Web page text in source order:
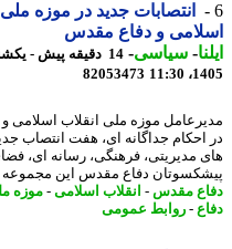
انتصابات جدید در موزه ملی
و دفاع مقدس
-سیاسی-
82053473
موزه ملی انقلاب اسلامی و
جداگانه ای، هفت انتصاب جدید
مدیریتی، فرهنگی، رسانه ای، فضای
دفاع مقدس این مجموعه ...
مقدس-انقلاب اسلامی-موزه ملی -
-روابط عمومی